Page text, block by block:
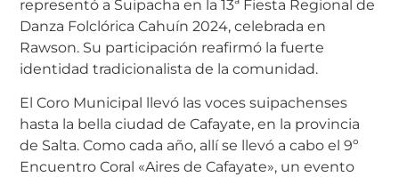
representó a Suipacha en la 13ª Fiesta Regional de
Danza Folclórica Cahuín 2024, celebrada en
Rawson. Su participación reafirmó la fuerte
identidad tradicionalista de la comunidad.
El Coro Municipal llevó las voces suipachenses
hasta la bella ciudad de Cafayate, en la provincia
de Salta. Como cada año, allí se llevó a cabo el 9º
Encuentro Coral «Aires de Cafayate», un evento